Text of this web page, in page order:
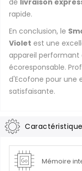
de livraison
rapide.
En conclusion, le
Violet est une
appareil
écoresponsable.
d'Ecofone pour une
satisfaisante.
Plus
d’informationMémoire